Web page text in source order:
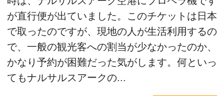
が直行便が出ていました。このチケットは日本
で取ったのですが、現地の人が生活利用するの
で、一般の観光客への割当が少なかったのか、
かなり予約が困難だった気がします。何といっ
てもナルサルスアークの...